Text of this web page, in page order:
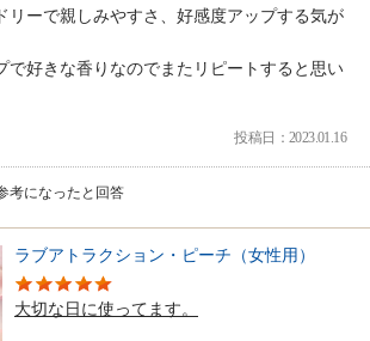
リーで親しみやすさ、好感度アップする気が
で好きな香りなのでまたリピートすると思い
投稿日：2023.01.16
考になったと回答
ラブアトラクション・ピーチ（女性用）
大切な日に使ってます。